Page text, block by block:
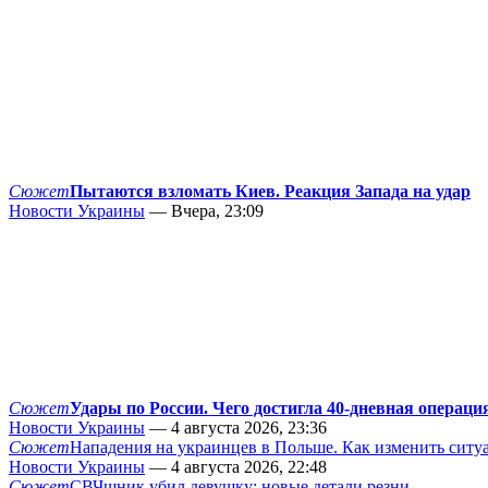
СюжетПытаются взломать Киев. Реакция Запада на удар
Новости Украины — Вчера, 23:09
СюжетУдары по России. Чего достигла 40-дневная
Новости Украины — 4 августа 2026, 23:36
СюжетНападения на украинцев в Польше. Как изменить
Новости Украины — 4 августа 2026, 22:48